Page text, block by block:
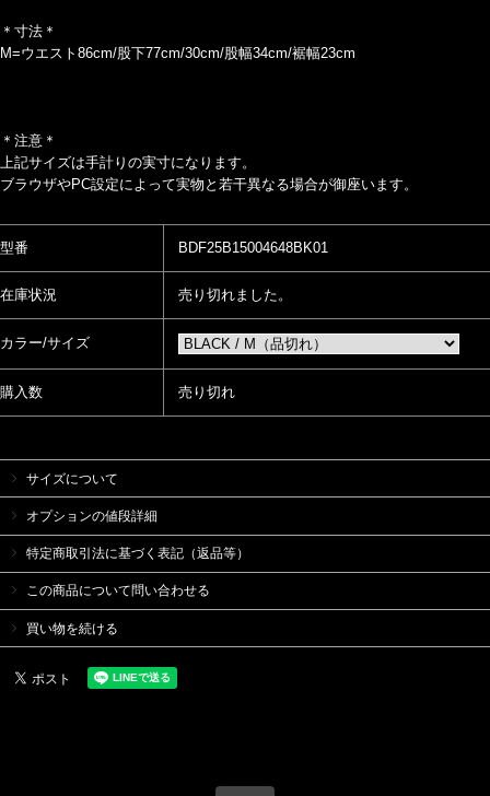
＊寸法＊
M=ウエスト86cm/股下77cm/30cm/股幅34cm/裾幅23cm
＊注意＊
上記サイズは手計りの実寸になります。
ブラウザやPC設定によって実物と若干異なる場合が御座います。
型番 BDF25B15004648BK01
在庫状況 売り切れました。
カラー/サイズ
購入数 売り切れ
サイズについて
オプションの値段詳細
特定商取引法に基づく表記（返品等）
この商品について問い合わせる
買い物を続ける